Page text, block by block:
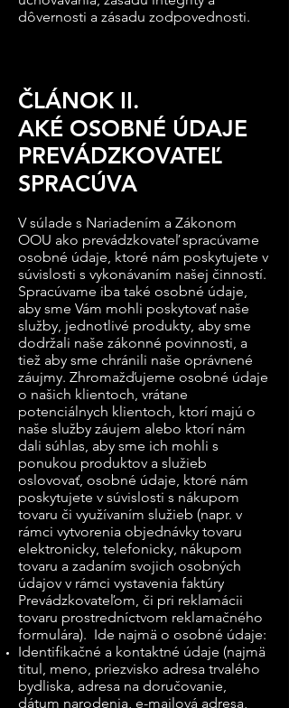
dôvernosti a zásadu zodpovednosti.
ČLÁNOK II.
AKÉ OSOBNÉ ÚDAJE
PREVÁDZKOVATEĽ
SPRACÚVA
V súlade s Nariadením a Zákonom
OOU ako prevádzkovateľ spracúvame
osobné údaje, ktoré nám poskytujete v
súvislosti s vykonávaním našej činností.
Spracúvame iba také osobné údaje,
aby sme Vám mohli poskytovať naše
služby, jednotlivé produkty, aby sme
dodržali naše zákonné povinnosti, a
tiež aby sme chránili naše oprávnené
záujmy. Zhromažďujeme osobné údaje
o našich klientoch, vrátane
potenciálnych klientoch, ktorí majú o
naše služby záujem alebo ktorí nám
dali súhlas, aby sme ich mohli s
ponukou produktov a služieb
oslovovať, osobné údaje, ktoré nám
poskytujete v súvislosti s nákupom
tovaru či využívaním služieb (napr. v
rámci vytvorenia objednávky tovaru
elektronicky, telefonicky, nákupom
tovaru a zadaním svojich osobných
údajov v rámci vystavenia faktúry
Prevádzkovateľom, či pri reklamácii
tovaru prostredníctvom reklamačného
formulára). Ide najmä o osobné údaje:
Identifikačné a kontaktné údaje (najmä
titul, meno, priezvisko adresa trvalého
bydliska, adresa na doručovanie,
dátum narodenia, e-mailová adresa,